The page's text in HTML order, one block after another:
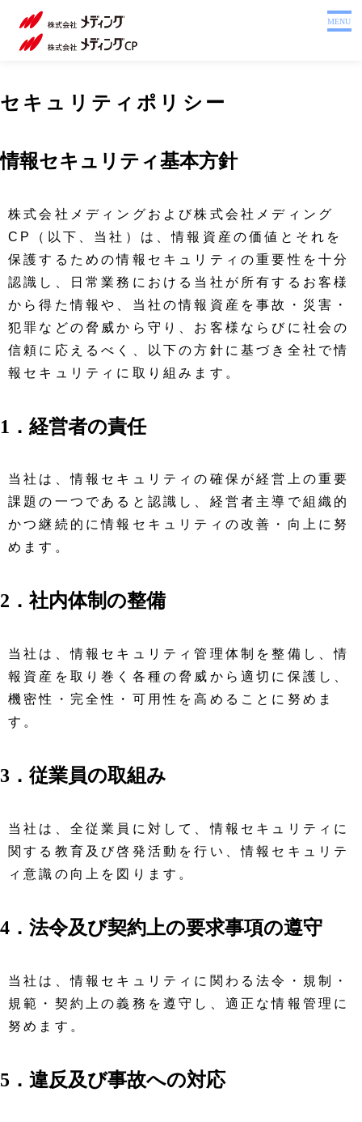
MENU
ホーム
製品を探す
サポート
会社案内
注文書
Webカタログ
お問い合わせ
セ
ュ
テ
ィ
ポ
リ
シ
ー
セキュリティポリシー
情報セキュリティ基本方針
株式会社メディングおよび株式会社メディング
CP（以下、当社）は、情報資産の価値とそれを
保護するための情報セキュリティの重要性を十分
認識し、日常業務における当社が所有するお客様
から得た情報や、当社の情報資産を事故・災害・
犯罪などの脅威から守り、お客様ならびに社会の
信頼に応えるべく、以下の方針に基づき全社で情
報セキュリティに取り組みます。
1．経営者の責任
当社は、情報セキュリティの確保が経営上の重要
課題の一つであると認識し、経営者主導で組織的
かつ継続的に情報セキュリティの改善・向上に努
めます。
2．社内体制の整備
当社は、情報セキュリティ管理体制を整備し、情
報資産を取り巻く各種の脅威から適切に保護し、
機密性・完全性・可用性を高めることに努めま
す。
3．従業員の取組み
当社は、全従業員に対して、情報セキュリティに
関する教育及び啓発活動を行い、情報セキュリテ
ィ意識の向上を図ります。
4．法令及び契約上の要求事項の遵守
当社は、情報セキュリティに関わる法令・規制・
規範・契約上の義務を遵守し、適正な情報管理に
努めます。
5．違反及び事故への対応